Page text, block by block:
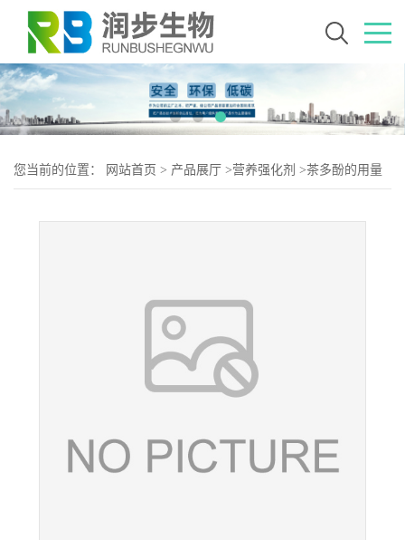
您当前的位置： 网站首页 > 产品展厅 >营养强化剂 >茶多酚的用量